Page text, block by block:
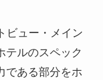
ビュー・メイン
テルのスペック
である部分をホ